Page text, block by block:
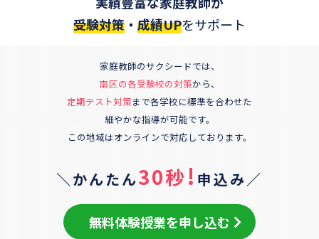
受験対策 ・ 成績UPをサポート
家庭教師のサクシードでは、
南区の各受験校の対策から、
定期テスト対策まで各学校に標準を合わせた
細やかな指導が可能です。
この地域はオンラインで対応しております。
＼かんたん30秒! 申込み／
無料体験授業を申し込む